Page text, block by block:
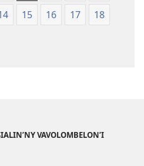
15 16 17
18
VAVOLOMBELON’I